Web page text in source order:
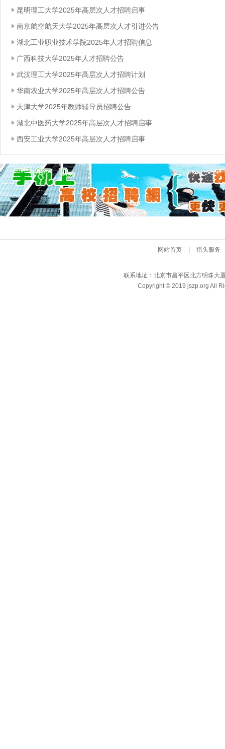
昆明理工大学2025年高层次人才招聘启事
南京航空航天大学2025年高层次人才引进公告
湖北工业职业技术学院2025年人才招聘信息
广西科技大学2025年人才招聘公告
武汉理工大学2025年高层次人才招聘计划
华南农业大学2025年高层次人才招聘公告
天津大学2025年教师辅导员招聘公告
湖北中医药大学2025年高层次人才招聘启事
西安工业大学2025年高层次人才招聘启事
网站首页 猎头服务
联系地址：北京市昌平区北方明珠大
Copyright © 2019 jszp.org All